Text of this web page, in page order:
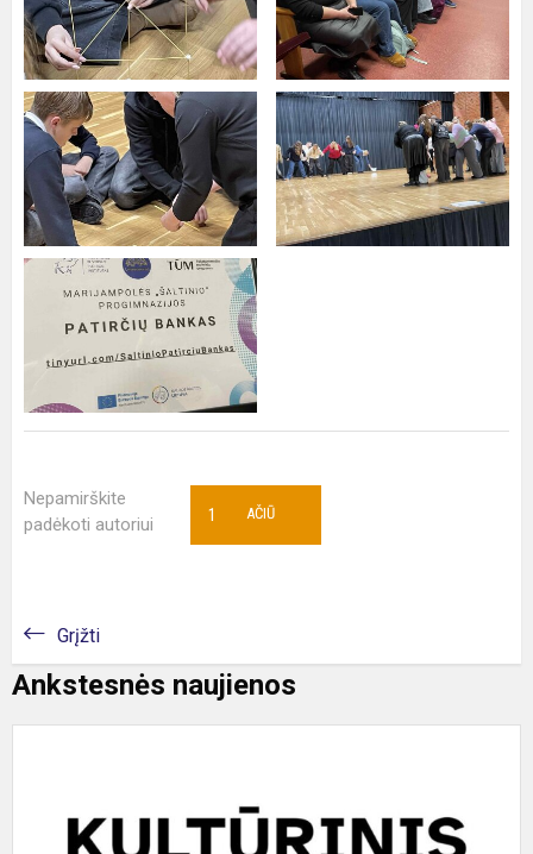
Nepamirškite
padėkoti autoriui
AČIŪ
1
Grįžti
Ankstesnės naujienos